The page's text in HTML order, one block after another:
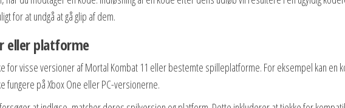
for at undgå at gå glip af dem.
eller platforme
for visse versioner af Mortal Kombat 11 eller bestemte spilleplatforme. For eksempel kan en
fungere på Xbox One eller PC-versionerne.